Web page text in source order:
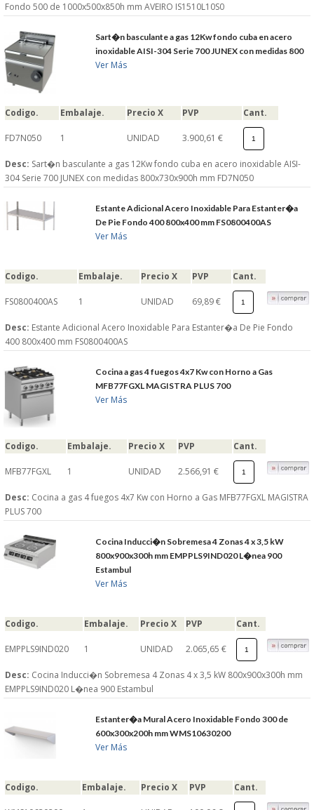
Fondo 500 de 1000x500x850h mm AVEIRO IS1510L10S0
Sart�n basculante a gas 12Kw fondo cuba en acero
inoxidable AISI-304 Serie 700 JUNEX con medidas 800
Ver Más
Codigo. Embalaje. Precio X PVP Cant.
FD7N050 1 UNIDAD 3.900,61 €
Desc: Sart�n basculante a gas 12Kw fondo cuba en acero inoxidable AISI-
304 Serie 700 JUNEX con medidas 800x730x900h mm FD7N050
Estante Adicional Acero Inoxidable Para Estanter�a
De Pie Fondo 400 800x400 mm FS0800400AS
Ver Más
Codigo. Embalaje. Precio X PVP Cant.
FS0800400AS 1 UNIDAD 69,89 €
Desc: Estante Adicional Acero Inoxidable Para Estanter�a De Pie Fondo
400 800x400 mm FS0800400AS
Cocina a gas 4 fuegos 4x7 Kw con Horno a Gas
MFB77FGXL MAGISTRA PLUS 700
Ver Más
Codigo. Embalaje. Precio X PVP Cant.
MFB77FGXL 1 UNIDAD 2.566,91 €
Desc: Cocina a gas 4 fuegos 4x7 Kw con Horno a Gas MFB77FGXL MAGISTRA
PLUS 700
Cocina Inducci�n Sobremesa 4 Zonas 4 x 3,5 kW
800x900x300h mm EMPPLS9IND020 L�nea 900
Estambul
Ver Más
Codigo. Embalaje. Precio X PVP Cant.
EMPPLS9IND020 1 UNIDAD 2.065,65 €
Desc: Cocina Inducci�n Sobremesa 4 Zonas 4 x 3,5 kW 800x900x300h mm
EMPPLS9IND020 L�nea 900 Estambul
Estanter�a Mural Acero Inoxidable Fondo 300 de
600x300x200h mm WMS10630200
Ver Más
Codigo. Embalaje. Precio X PVP Cant.